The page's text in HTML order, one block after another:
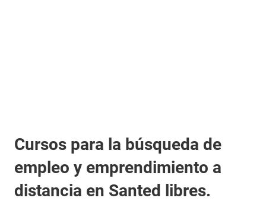
Cursos para la búsqueda de
empleo y emprendimiento a
distancia en Santed libres.